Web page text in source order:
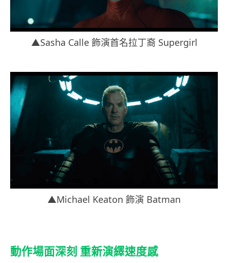
▲Sasha Calle 飾演首名拉丁裔 Supergirl
▲Michael Keaton 飾演 Batman
動作場面深刻 重新演繹速度感